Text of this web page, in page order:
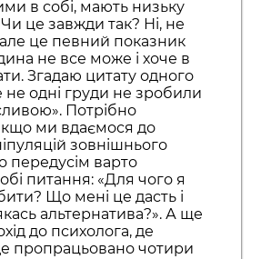
в собі, мають низьку
це завжди так? Ні, не
це певний показник
не все може і хоче в
Згадаю цитату одного
не одні груди не зробили
Потрібно
ми вдаємося до
зовнішнього
передусім варто
питання: «Для чого я
Що мені це дасть і
альтернатива?». А ще
до психолога, де
пропрацьовано чотири